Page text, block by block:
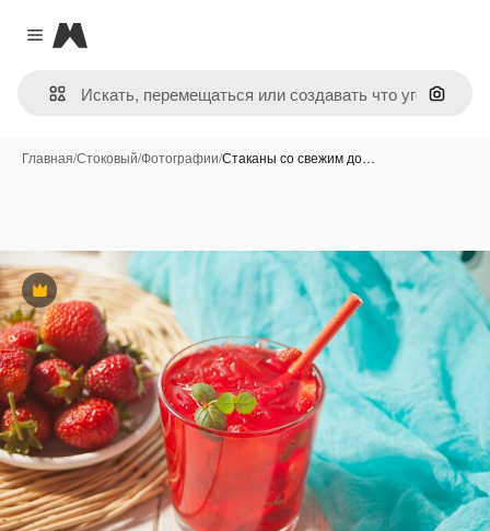
Close menu
Magnific
Поиск
Главная/Стоковый/Фотографии/Стаканы со свежим до…
Премиум